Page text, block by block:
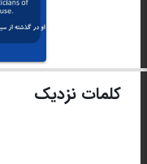
کلمات نزدیک